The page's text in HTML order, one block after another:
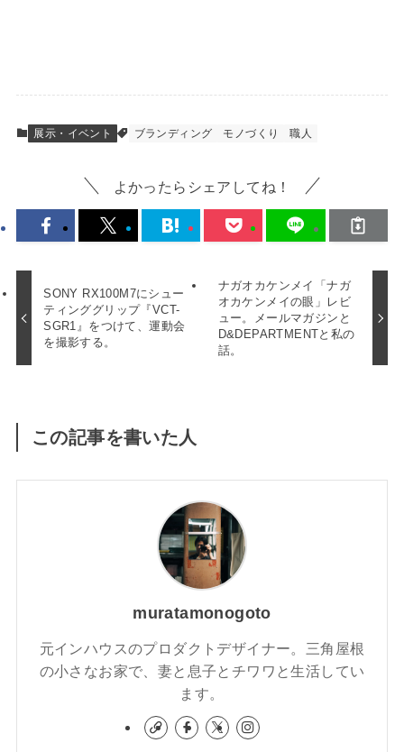
展示・イベント ブランディング モノづくり 職人
よかったらシェアしてね！
SONY RX100M7にシュー
ティンググリップ『VCT-
SGR1』をつけて、運動会
を撮影する。
ナガオカケンメイ「ナガ
オカケンメイの眼」レビ
ュー。メールマガジンと
D&DEPARTMENTと私の
話。
この記事を書いた人
muratamonogoto
元インハウスのプロダクトデザイナー。三角屋根
の小さなお家で、妻と息子とチワワと生活してい
ます。